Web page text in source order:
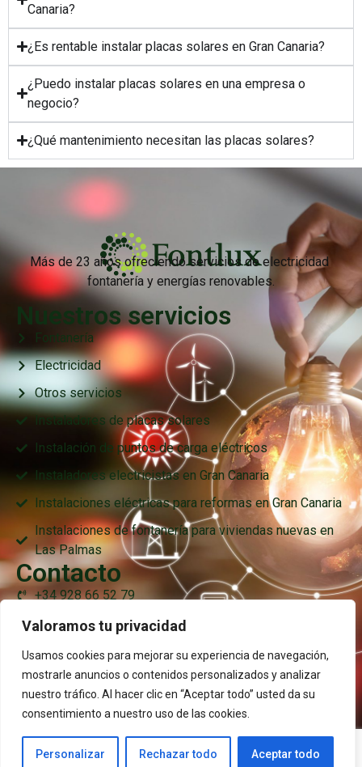
Valoramos tu privacidad
Usamos cookies para mejorar su experiencia de navegación,
mostrarle anuncios o contenidos personalizados y analizar
nuestro tráfico. Al hacer clic en “Aceptar todo” usted da su
consentimiento a nuestro uso de las cookies.
Personalizar Rechazar todo Aceptar todo
Canaria?
¿Es rentable instalar placas solares en Gran Canaria?
¿Puedo instalar placas solares en una empresa o
negocio?
¿Qué mantenimiento necesitan las placas solares?
Más de 23 años ofreciendo servicios de electricidad
fontanería y energías renovables.
Nuestros servicios
Fontanería
Electricidad
Otros servicios
Instaladores de placas solares
Instalación de puntos de carga eléctricos
Instaladores electricistas en Gran Canaria
Instalaciones eléctricas para reformas en Gran Canaria
Instalaciones de fontanería para viviendas nuevas en
Las Palmas
Contacto
+34 928 66 52 79
+34 638 76 98 76
fontlux@fontlux.com
C/ Sta. Teresa de Jesús, 21 35200 Balcón de Telde –
Jinamar
Copyright © 2026 Fontlux All Right Reserved
Aviso LegalPolítica de privacidadPolìtica de cookies